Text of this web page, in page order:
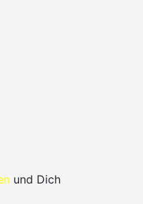
und Dich